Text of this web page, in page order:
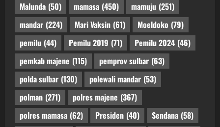
Malunda (50) mamasa (450) mamuju (251)
mandar (224) Mari Vaksin (61) Moeldoko (79)
pemilu (44) Pemilu 2019 (71) Pemilu 2024 (46)
pemkab majene (115) pemprov sulbar (63)
polda sulbar (130) polewali mandar (53)
polman (271) polres majene (367)
polres mamasa (62) Presiden (40) Sendana (58)